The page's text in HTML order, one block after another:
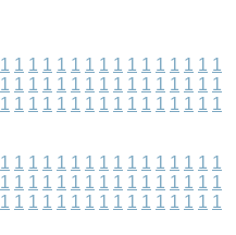
1 1 1 1 1 1 1 1 1 1 1 1 1 1 1 1
1 1 1 1 1 1 1 1 1 1 1 1 1 1 1 1
1 1 1 1 1 1 1 1 1 1 1 1 1 1 1 1
1 1 1 1 1 1 1 1 1 1 1 1 1 1 1 1
1 1 1 1 1 1 1 1 1 1 1 1 1 1 1 1
1 1 1 1 1 1 1 1 1 1 1 1 1 1 1 1